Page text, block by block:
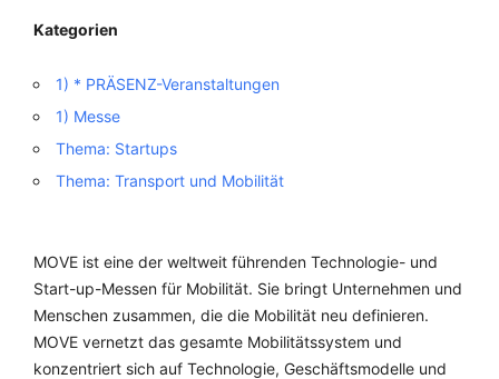
Kategorien
1) * PRÄSENZ-Veranstaltungen
1) Messe
Thema: Startups
Thema: Transport und Mobilität
MOVE ist eine der weltweit führenden Technologie- und
Start-up-Messen für Mobilität. Sie bringt Unternehmen und
Menschen zusammen, die die Mobilität neu definieren.
MOVE vernetzt das gesamte Mobilitätssystem und
konzentriert sich auf Technologie, Geschäftsmodelle und